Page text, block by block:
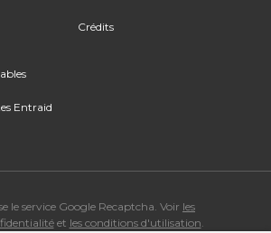
Entraid
Crédits
le service Google Recaptcha. Voir les
et les conditions d'utilisation